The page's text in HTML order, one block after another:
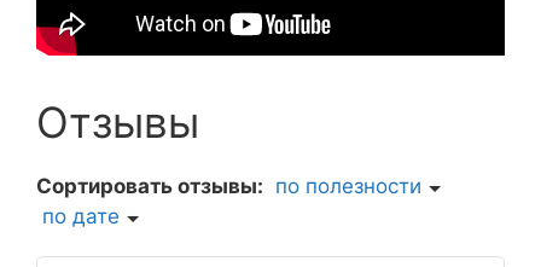
Отзывы
Сортировать отзывы: по полезности
по дате